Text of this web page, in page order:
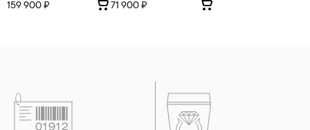
159 900 ₽ 71 900 ₽